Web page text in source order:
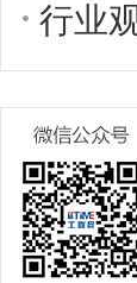
行业